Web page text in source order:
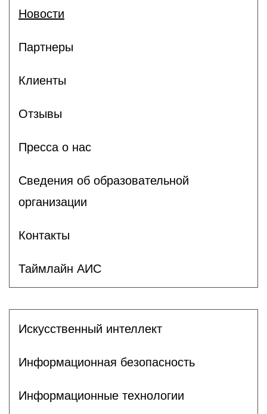
Новости
Партнеры
Клиенты
Отзывы
Пресса о нас
Сведения об образовательной
организации
Контакты
Таймлайн АИС
Искусственный интеллект
Информационная безопасность
Информационные технологии